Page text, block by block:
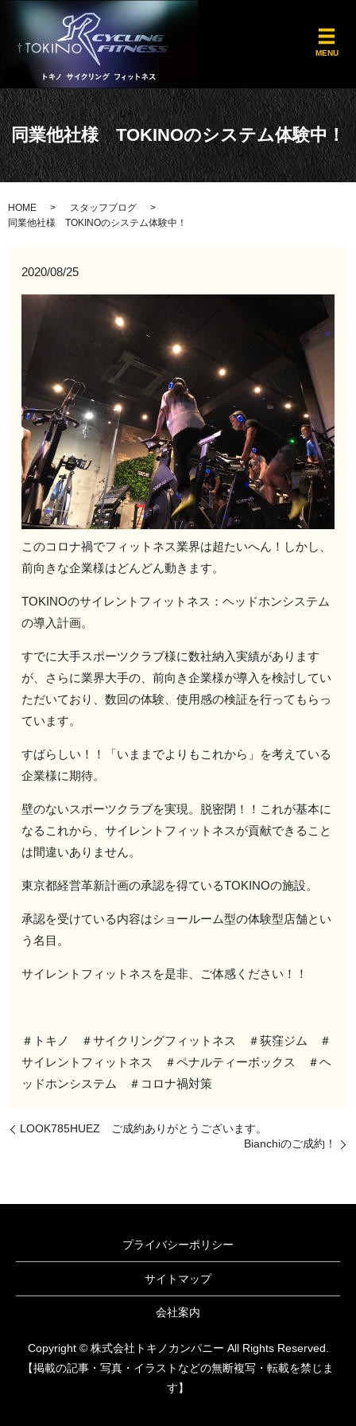
MENU
同業他社様 TOKINOのシステム体験中！
HOME
スタッフブログ
同業他社様 TOKINOのシステム体験中！
2020/08/25
このコロナ禍でフィットネス業界は超たいへん！しかし、
前向きな企業様はどんどん動きます。
TOKINOのサイレントフィットネス：ヘッドホンシステム
の導入計画。
すでに大手スポーツクラブ様に数社納入実績があります
が、さらに業界大手の、前向き企業様が導入を検討してい
ただいており、数回の体験、使用感の検証を行ってもらっ
ています。
すばらしい！！「いままでよりもこれから」を考えている
企業様に期待。
壁のないスポーツクラブを実現。脱密閉！！これが基本に
なるこれから、サイレントフィットネスが貢献できること
は間違いありません。
東京都経営革新計画の承認を得ているTOKINOの施設。
承認を受けている内容はショールーム型の体験型店舗とい
う名目。
サイレントフィットネスを是非、ご体感ください！！
＃トキノ ＃サイクリングフィットネス ＃荻窪ジム ＃
サイレントフィットネス ＃ペナルティーボックス ＃ヘ
ッドホンシステム ＃コロナ禍対策
LOOK785HUEZ ご成約ありがとうございます。
Bianchiのご成約！
プライバシーポリシー
サイトマップ
会社案内
Copyright © 株式会社トキノカンパニー All Rights Reserved.
【掲載の記事・写真・イラストなどの無断複写・転載を禁じま
す】